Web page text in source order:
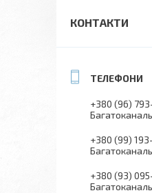
КОНТАКТИ
+380 (96)
+380 (99)
+380 (93)